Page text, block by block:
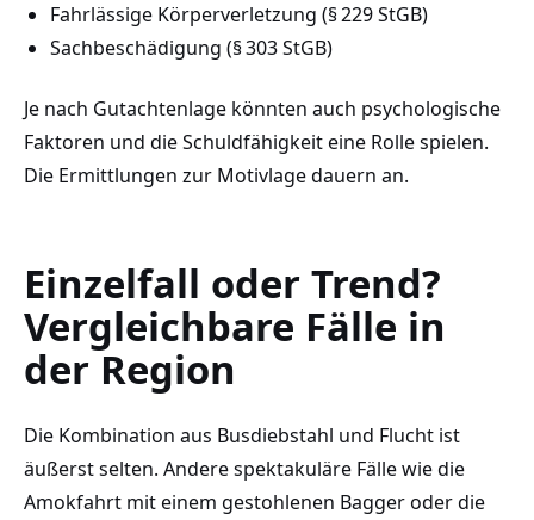
Fahrlässige Körperverletzung (§ 229 StGB)
Sachbeschädigung (§ 303 StGB)
Je nach Gutachtenlage könnten auch psychologische
Faktoren und die Schuldfähigkeit eine Rolle spielen.
Die Ermittlungen zur Motivlage dauern an.
Einzelfall oder Trend?
Vergleichbare Fälle in
der Region
Die Kombination aus Busdiebstahl und Flucht ist
äußerst selten. Andere spektakuläre Fälle wie die
Amokfahrt mit einem gestohlenen Bagger oder die